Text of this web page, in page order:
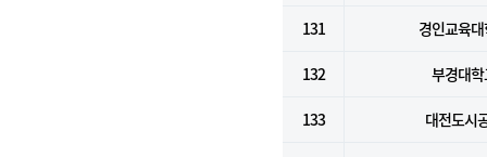
131 경인교육
132 부경대
133 대전도시